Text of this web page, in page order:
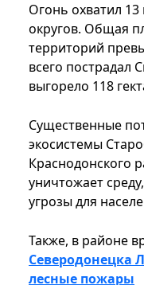
Огонь охватил
округов. Общая
территорий
всего пострадал
выгорело 118
Существенные
экосистемы
Краснодонского
уничтожает
угрозы для
Также, в районе
Северодонецка
лесные пожары